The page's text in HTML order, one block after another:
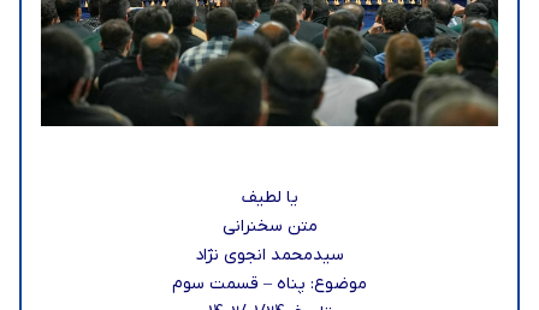
یا لطیف
متن سخنرانی
سیدمحمد انجوی نژاد
موضوع: پناه – قسمت سوم